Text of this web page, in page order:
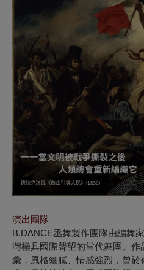
演出團隊
B.DANCE丞舞製作團隊由編舞
灣極具國際聲望的當代舞團。
彙，風格細膩、情感強烈，曾於